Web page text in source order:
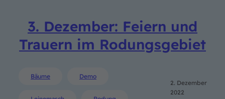
3. Dezember: Feiern und
Trauern im Rodungsgebiet
Bäume Demo
2. Dezember
2022